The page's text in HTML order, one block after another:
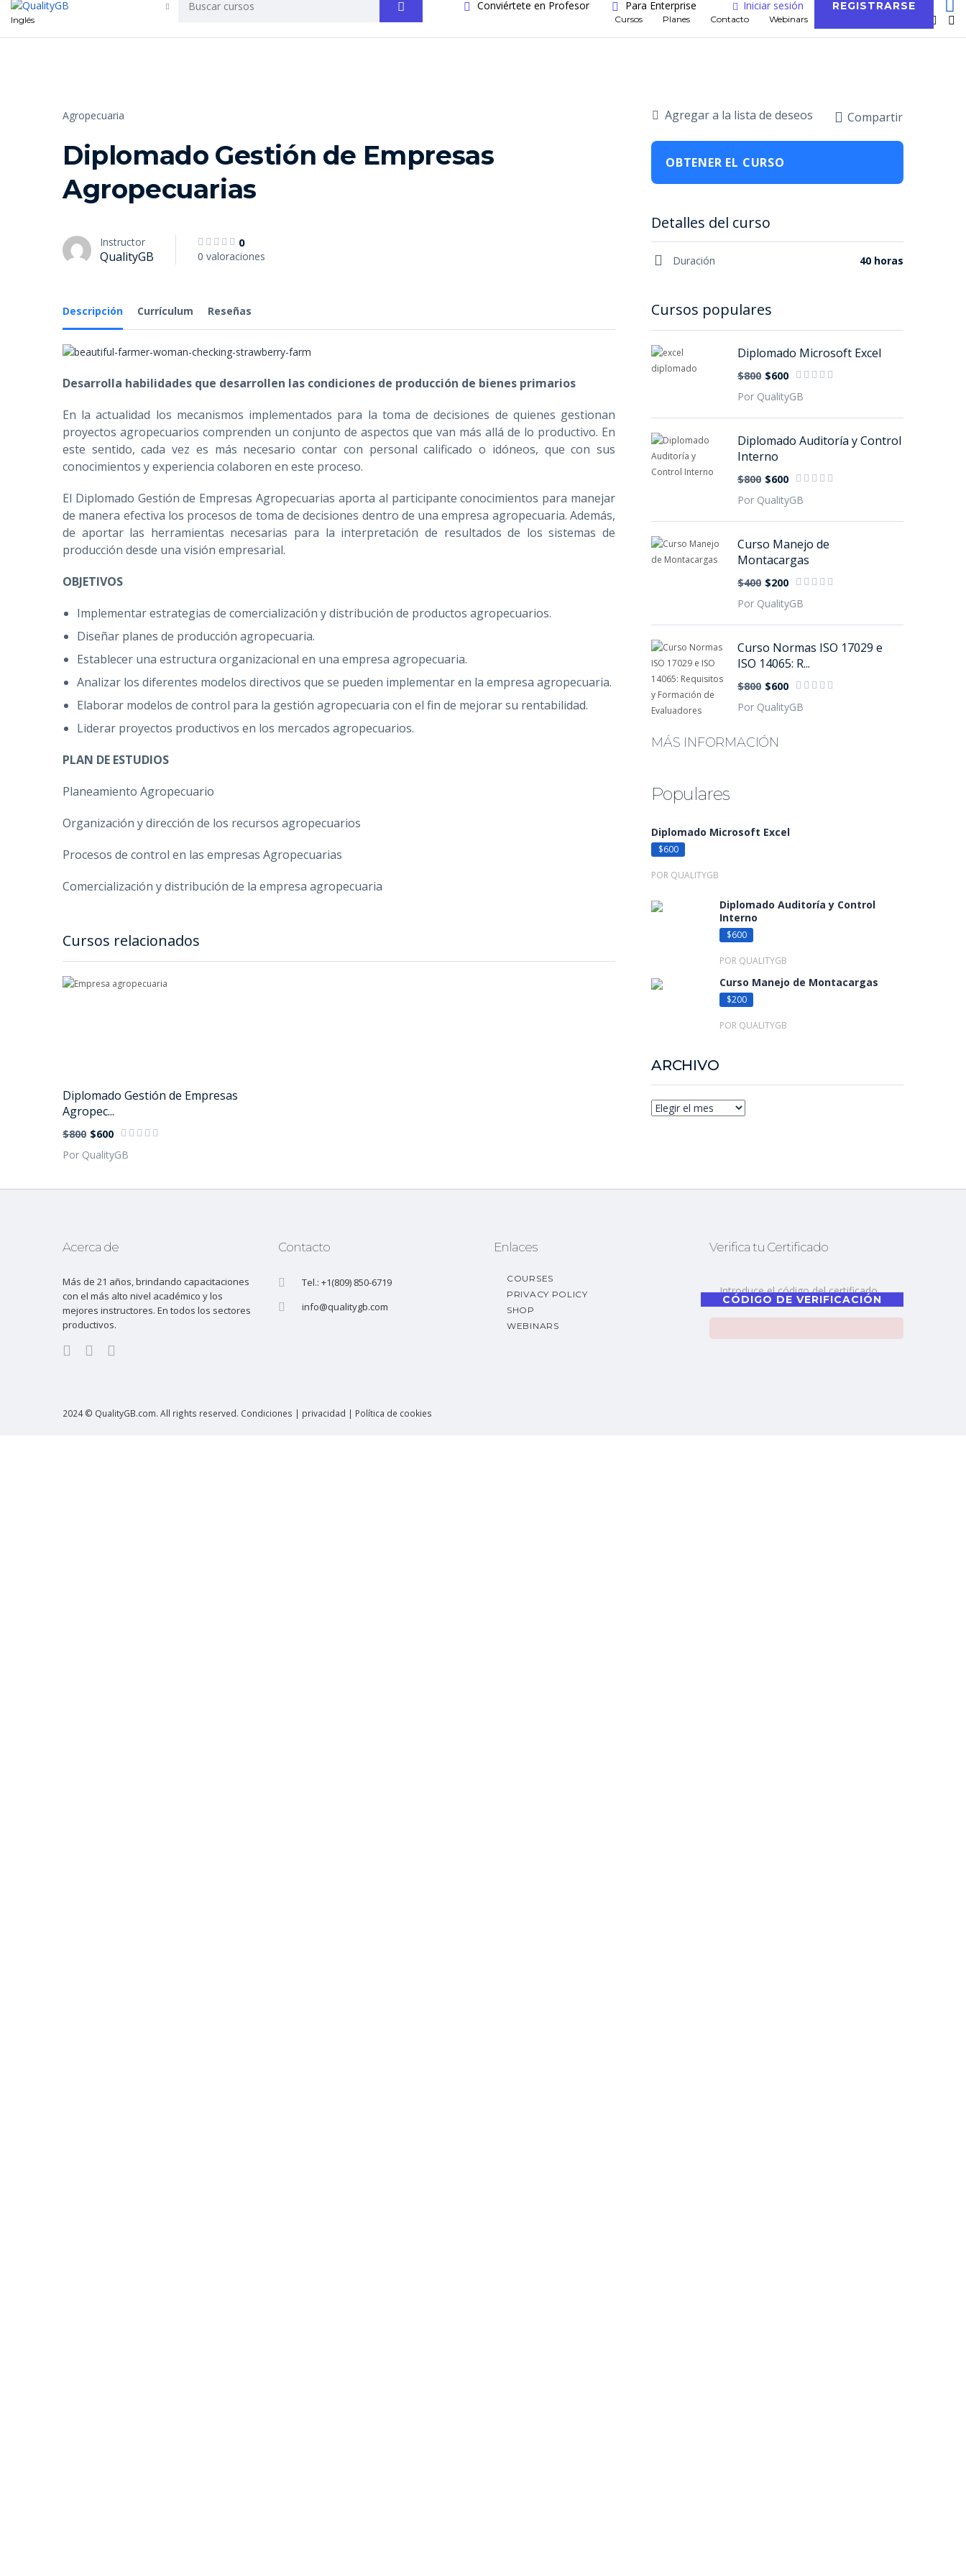
Inglés Cursos Planes Contacto Webinars
Conviértete en Profesor Para Enterprise Iniciar sesión REGISTRARSE
Agropecuaria
Diplomado Gestión de Empresas
Agropecuarias
Instructor
QualityGB
0
0 valoraciones
Descripción Currículum Reseñas
Desarrolla habilidades que desarrollen las condiciones de producción de bienes primarios
En la actualidad los mecanismos implementados para la toma de decisiones de quienes gestionan
proyectos agropecuarios comprenden un conjunto de aspectos que van más allá de lo productivo. En
este sentido, cada vez es más necesario contar con personal calificado o idóneos, que con sus
conocimientos y experiencia colaboren en este proceso.
El Diplomado Gestión de Empresas Agropecuarias aporta al participante conocimientos para manejar
de manera efectiva los procesos de toma de decisiones dentro de una empresa agropecuaria. Además,
de aportar las herramientas necesarias para la interpretación de resultados de los sistemas de
producción desde una visión empresarial.
OBJETIVOS
Implementar estrategias de comercialización y distribución de productos agropecuarios.
Diseñar planes de producción agropecuaria.
Establecer una estructura organizacional en una empresa agropecuaria.
Analizar los diferentes modelos directivos que se pueden implementar en la empresa agropecuaria.
Elaborar modelos de control para la gestión agropecuaria con el fin de mejorar su rentabilidad.
Liderar proyectos productivos en los mercados agropecuarios.
PLAN DE ESTUDIOS
Planeamiento Agropecuario
Organización y dirección de los recursos agropecuarios
Procesos de control en las empresas Agropecuarias
Comercialización y distribución de la empresa agropecuaria
Cursos relacionados
Diplomado Gestión de Empresas
Agropec...
$800 $600
Por QualityGB
Agregar a la lista de deseos Compartir
OBTENER EL CURSO
Detalles del curso
Duración 40 horas
Cursos populares
Diplomado Microsoft Excel
$800 $600
Por QualityGB
Diplomado Auditoría y Control
Interno
$800 $600
Por QualityGB
Curso Manejo de
Montacargas
$400 $200
Por QualityGB
Curso Normas ISO 17029 e
ISO 14065: R...
$800 $600
Por QualityGB
MÁS INFORMACIÓN
Populares
Diplomado Microsoft Excel
$600
POR QUALITYGB
Diplomado Auditoría y Control
Interno
$600
POR QUALITYGB
Curso Manejo de Montacargas
$200
POR QUALITYGB
ARCHIVO
Acerca de
Más de 21 años, brindando capacitaciones
con el más alto nivel académico y los
mejores instructores. En todos los sectores
productivos.
Contacto
Tel.: +1(809) 850-6719
info@qualitygb.com
Enlaces
COURSES
PRIVACY POLICY
SHOP
WEBINARS
Verifica tu Certificado
CÓDIGO DE VERIFICACIÓN
2024 © QualityGB.com. All rights reserved. Condiciones | privacidad | Política de cookies